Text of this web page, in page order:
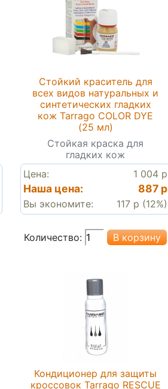
Стойкий краситель для
всех видов натуральных и
синтетических гладких
кож Tarrago COLOR DYE
(25 мл)
Стойкая краска для
гладких кож
Цена:
1 004 р
Наша цена: 887 р
Вы экономите: 117 р (12%)
Количество:
Кондиционер для защиты
кроссовок Tarrago RESCUE